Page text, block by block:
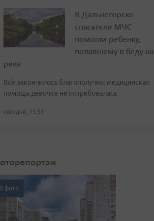
В Дальнегорске
спасатели МЧС
помогли ребенку,
попавшему в беду на
реке
Всё закончилось благополучно: медицинская
помощь девочке не потребовалась
сегодня, 11:51
фото